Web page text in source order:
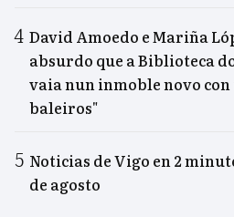
David Amoedo e Mariña
absurdo que a Biblioteca
vaia nun inmoble novo
baleiros"
Noticias de Vigo en 2
de agosto